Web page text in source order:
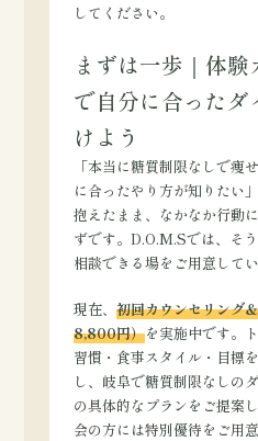
してください。
まずは一歩｜体
で自分に合ったダ
けよう
「本当に糖質制限なしで痩
に合ったやり方が知りた
抱えたまま、なかなか行動
ずです。D.O.M.Sでは、そ
相談できる場をご用意してい
現在、初回カウンセリング
8,800円）を実施中です。
習慣・食事スタイル・目標
し、岐阜で糖質制限なしの
の具体的なプランをご提案
会の方には特別優待をご用